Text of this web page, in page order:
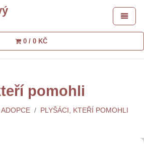
Toggle
0 / 0 KČ
pomohli
ADOPCE PLYŠÁCI, KTEŘÍ POMOHLI